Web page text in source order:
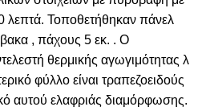
λεπτά. Τοποθετήθηκαν πάνελ
, πάχους 5 εκ. . Ο
θερμικής αγωγιμότητας λ
φύλλο είναι τραπεζοειδούς
αυτού ελαφριάς διαμόρφωσης.